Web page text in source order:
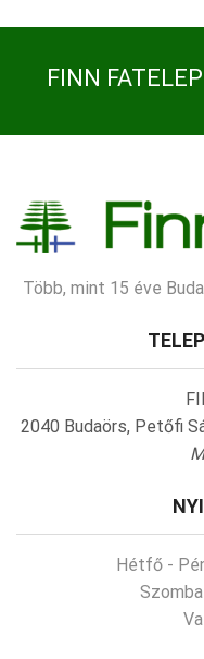
FINN
Több, mint 15 éve
2040 Budaörs, Petőfi
Hétfő -